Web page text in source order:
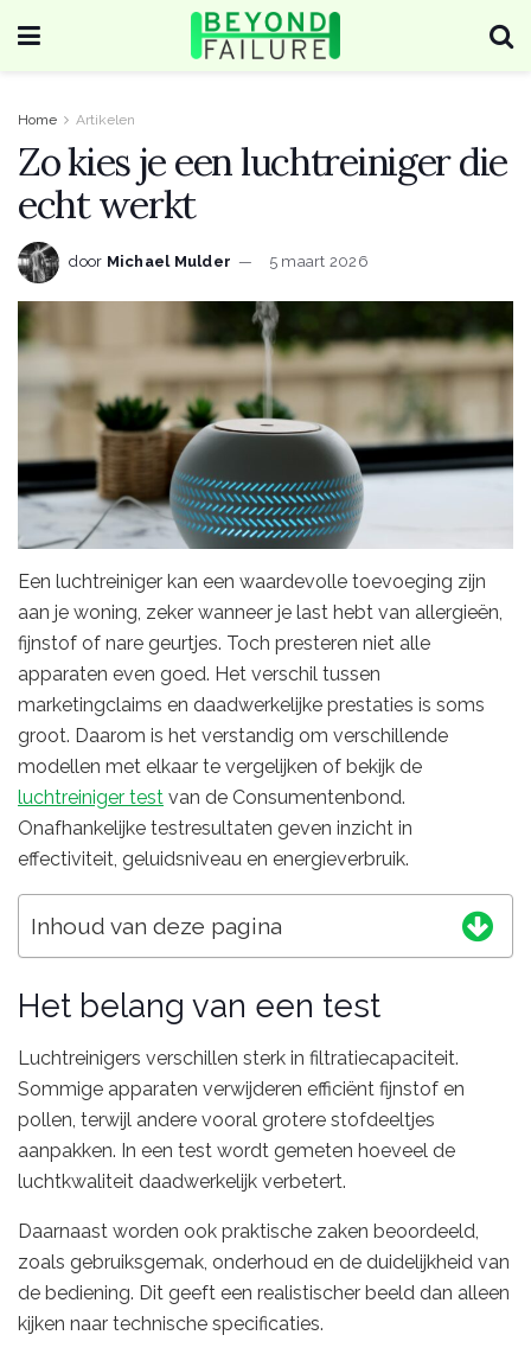
Home Artikelen
Zo kies je een luchtreiniger die
echt werkt
door Michael Mulder 5 maart 2026
Een luchtreiniger kan een waardevolle toevoeging zijn
aan je woning, zeker wanneer je last hebt van allergieën,
fijnstof of nare geurtjes. Toch presteren niet alle
apparaten even goed. Het verschil tussen
marketingclaims en daadwerkelijke prestaties is soms
groot. Daarom is het verstandig om verschillende
modellen met elkaar te vergelijken of bekijk de
luchtreiniger test van de Consumentenbond.
Onafhankelijke testresultaten geven inzicht in
effectiviteit, geluidsniveau en energieverbruik.
Inhoud van deze pagina
Het belang van een test
Luchtreinigers verschillen sterk in filtratiecapaciteit.
Sommige apparaten verwijderen efficiënt fijnstof en
pollen, terwijl andere vooral grotere stofdeeltjes
aanpakken. In een test wordt gemeten hoeveel de
luchtkwaliteit daadwerkelijk verbetert.
Daarnaast worden ook praktische zaken beoordeeld,
zoals gebruiksgemak, onderhoud en de duidelijkheid van
de bediening. Dit geeft een realistischer beeld dan alleen
kijken naar technische specificaties.